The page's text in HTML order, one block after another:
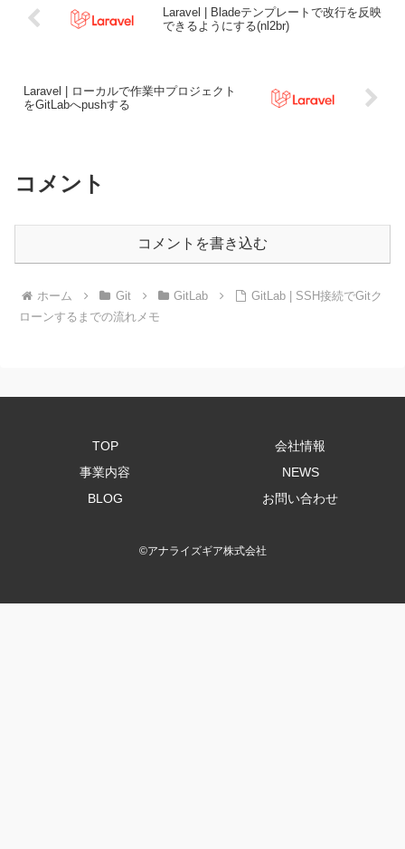
Laravel | Bladeテンプレートで改行を反映
できるようにする(nl2br)
Laravel | ローカルで作業中プロジェクト
をGitLabへpushする
コメント
コメントを書き込む
ホーム Git GitLab
GitLab | SSH接続でGitク
ローンするまでの流れメモ
TOP
会社情報
事業内容
NEWS
BLOG
お問い合わせ
©アナライズギア株式会社